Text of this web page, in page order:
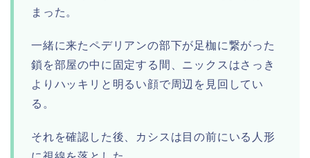
まった。
一緒に来たペデリアンの部下が足枷に繋がった
鎖を部屋の中に固定する間、ニックスはさっき
よりハッキリと明るい顔で周辺を見回してい
る。
それを確認した後、カシスは目の前にいる人形